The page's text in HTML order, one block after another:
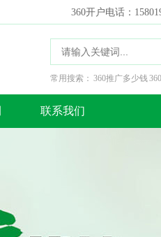
360开户电话：
常用搜索： 360推广多少钱
联系我们